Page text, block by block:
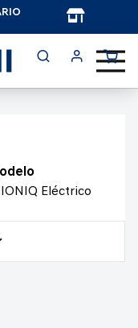
IONIQ Eléctrico